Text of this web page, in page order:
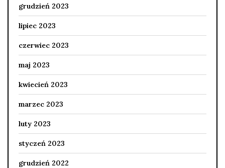
grudzień 2023
lipiec 2023
czerwiec 2023
maj 2023
kwiecień 2023
marzec 2023
luty 2023
styczeń 2023
grudzień 2022